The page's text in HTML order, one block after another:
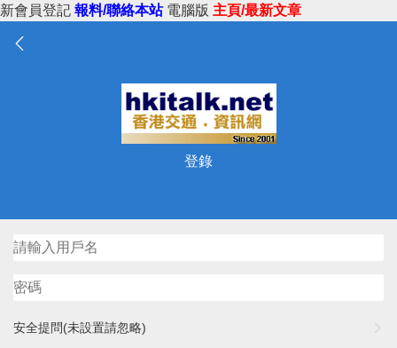
新會員登記 報料/聯絡本站 電腦版 主頁/最新文章
登錄
安全提問(未設置請忽略)